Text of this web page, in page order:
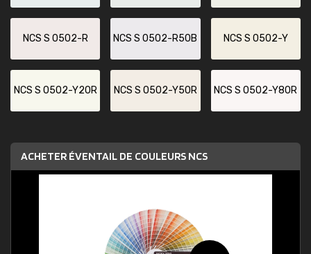
NCS S 0502-R NCS S 0502-R50B NCS S 0502-Y
NCS S 0502-Y20R NCS S 0502-Y50R NCS S 0502-Y80R
ACHETER ÉVENTAIL DE COULEURS NCS